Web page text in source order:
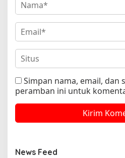
Simpan nama, email, dan
peramban ini untuk
News Feed